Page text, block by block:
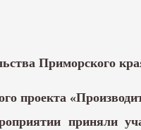
Приморского
проекта
приняли